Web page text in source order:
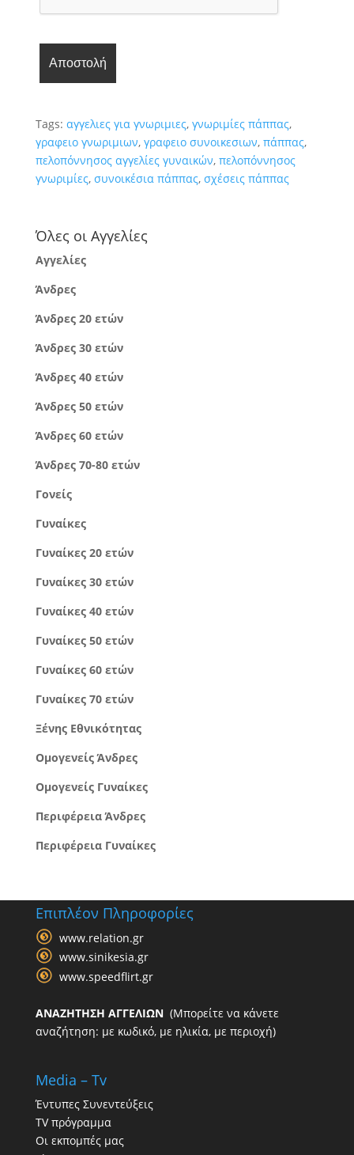
Tags: αγγελιες για γνωριμιες, γνωριμίες πάππας,
γραφειο γνωριμιων, γραφειο συνοικεσιων, πάππας,
πελοπόννησος αγγελίες γυναικών, πελοπόννησος
γνωριμίες, συνοικέσια πάππας, σχέσεις πάππας
Όλες οι Αγγελίες
Αγγελίες
Άνδρες
Άνδρες 20 ετών
Άνδρες 30 ετών
Άνδρες 40 ετών
Άνδρες 50 ετών
Άνδρες 60 ετών
Άνδρες 70-80 ετών
Γονείς
Γυναίκες
Γυναίκες 20 ετών
Γυναίκες 30 ετών
Γυναίκες 40 ετών
Γυναίκες 50 ετών
Γυναίκες 60 ετών
Γυναίκες 70 ετών
Ξένης Εθνικότητας
Ομογενείς Άνδρες
Ομογενείς Γυναίκες
Περιφέρεια Άνδρες
Περιφέρεια Γυναίκες
Επιπλέον Πληροφορίες
www.relation.gr
www.sinikesia.gr
www.speedflirt.gr
ΑΝΑΖΗΤΗΣΗ ΑΓΓΕΛΙΩΝ(Μπορείτε να κάνετε
αναζήτηση: με κωδικό, με ηλικία, με περιοχή)
Media – Tv
Έντυπες Συνεντεύξεις
TV πρόγραμμα
Οι εκπομπές μας